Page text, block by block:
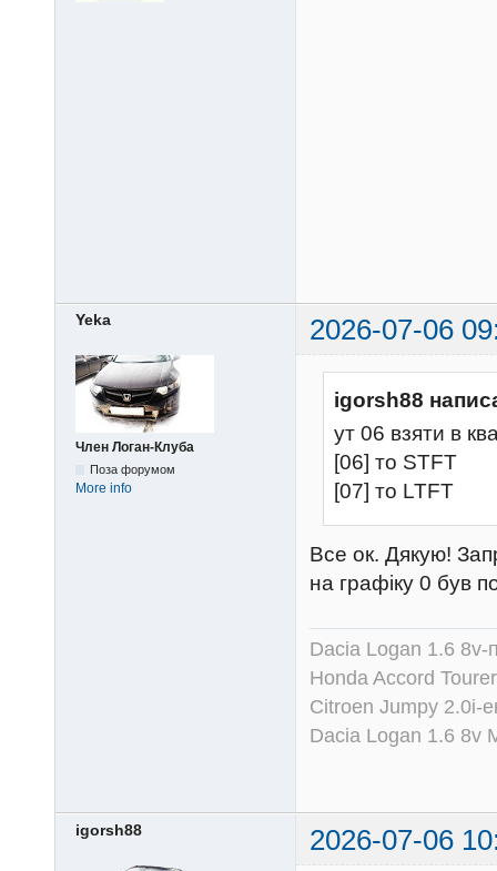
Yeka 2026-07-06
Член Логан-Клуба
Поза форумом
More info
igorsh88
ут 06 взяти в
[06] то STFT
[07] то LTFT
Все ок. Дякую!
на графіку 0 був
Dacia Logan 1.6
Honda Accord
Citroen Jumpy 2.0i-
Dacia Logan 1.6 8v
igorsh88 2026-07-06